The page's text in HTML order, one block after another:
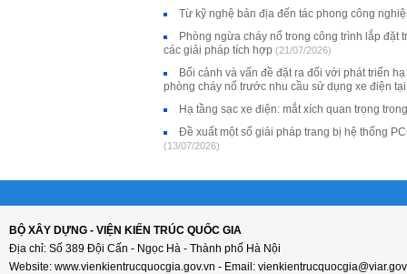
Từ kỹ nghệ bản địa đến tác phong công
Phòng ngừa cháy nổ trong công trình lắp đặt
các giải pháp tích hợp (21/07/2026)
Bối cảnh và vấn đề đặt ra đối với phát triển
phòng cháy nổ trước nhu cầu sử dụng xe điện
Hạ tầng sạc xe điện: mắt xích quan trọng
Đề xuất một số giải pháp trang bị hệ thống
(13/07/2026)
BỘ XÂY DỰNG - VIỆN KIẾN TRÚC QUỐC GIA
Địa chỉ: Số 389 Đội Cấn - Ngọc Hà - Thành phố Hà Nội
Website: www.vienkientrucquocgia.gov.vn - Email: